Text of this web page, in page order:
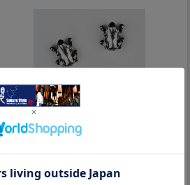
「天蛙×2Pセット」ピアス
◆銀燭（ぎんしょく）